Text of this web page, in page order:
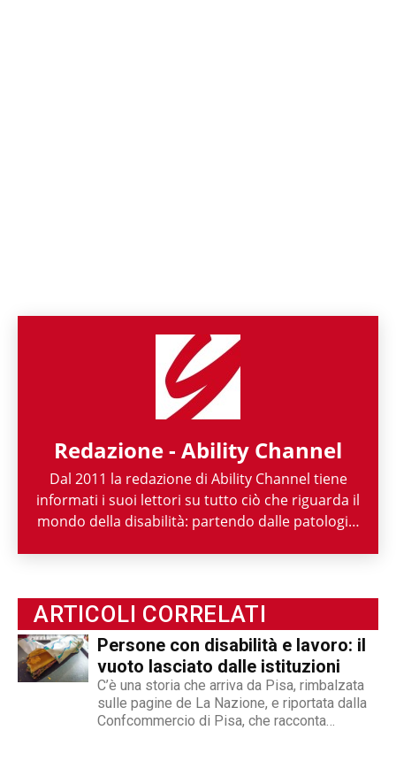
Redazione - Ability Channel
Dal 2011 la redazione di Ability Channel tiene
informati i suoi lettori su tutto ciò che riguarda il
mondo della disabilità: partendo dalle patologie,
l'approccio positivo alla disabilità, una risorsa
fondamentale della nostra società.
ARTICOLI CORRELATI
Persone con disabilità e lavoro: il
vuoto lasciato dalle istituzioni
C’è una storia che arriva da Pisa, rimbalzata
sulle pagine de La Nazione, e riportata dalla
Confcommercio di Pisa, che racconta